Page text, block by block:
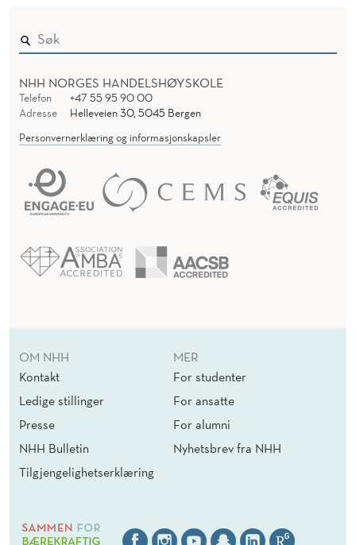
NHH NORGES HANDELSHØYSKOLE
Telefon
+47 55 95 90 00
Adresse
Helleveien 30, 5045 Bergen
Personvernerklæring og informasjonskapsler
OM NHH
Kontakt
Ledige stillinger
Presse
NHH Bulletin
Tilgjengelighetserklæring
MER
For studenter
For ansatte
For alumni
Nyhetsbrev fra NHH